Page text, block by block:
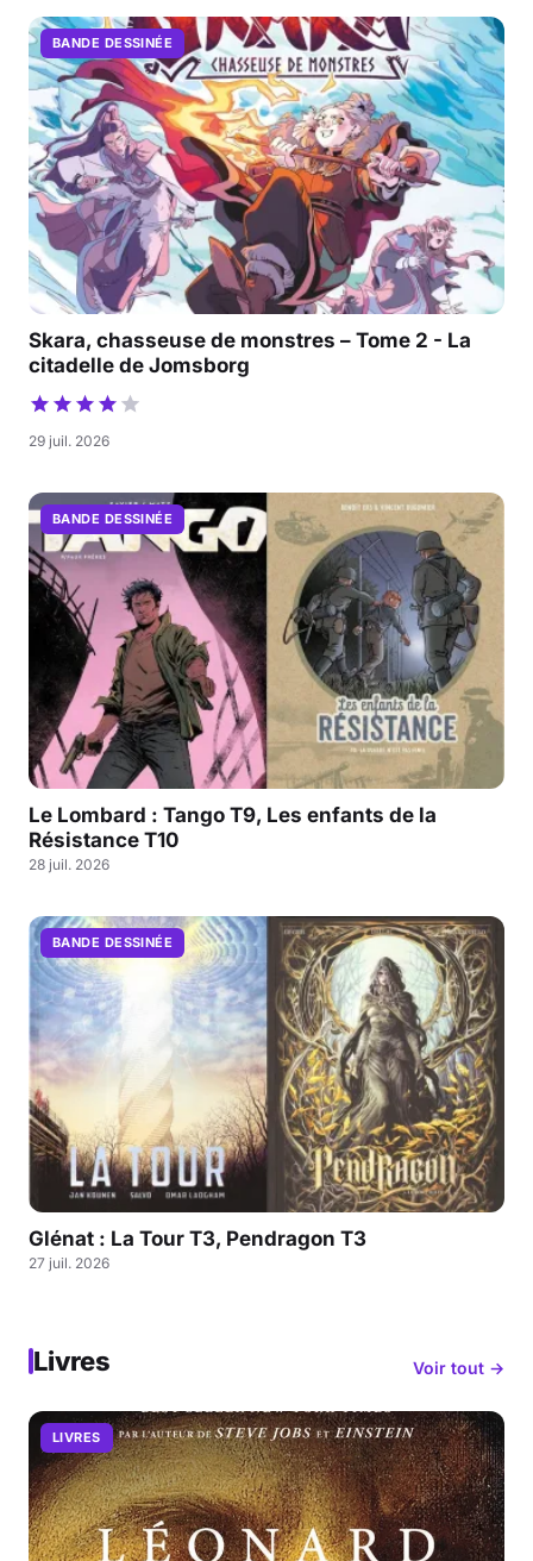
BANDE DESSINÉE
Skara, chasseuse de monstres – Tome 2 - La
citadelle de Jomsborg
29 juil. 2026
BANDE DESSINÉE
Le Lombard : Tango T9, Les enfants de la
Résistance T10
28 juil. 2026
BANDE DESSINÉE
Glénat : La Tour T3, Pendragon T3
27 juil. 2026
Livres Voir tout →
LIVRES